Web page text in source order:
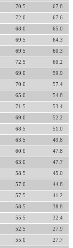
70.5 67.8
72.0 67.6
68.0 65.0
69.5 64.3
69.5 60.3
72.5 60.2
69.0 59.9
70.0 57.4
65.0 54.8
71.5 53.4
69.0 52.2
68.5 51.0
63.5 49.8
60.0 47.8
63.0 47.7
58.5 45.0
57.0 44.8
57.5 41.2
58.5 38.8
55.5 32.4
52.5 27.9
55.0 27.7